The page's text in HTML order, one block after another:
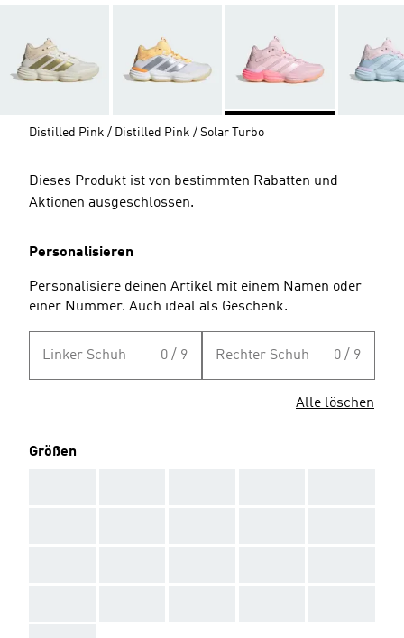
Distilled Pink / Distilled Pink / Solar Turbo
Dieses Produkt ist von bestimmten Rabatten und
Aktionen ausgeschlossen.
Personalisieren
Personalisiere deinen Artikel mit einem Namen oder
einer Nummer. Auch ideal als Geschenk.
Linker Schuh 0 / 9 Rechter Schuh 0 / 9
Alle löschen
Größen